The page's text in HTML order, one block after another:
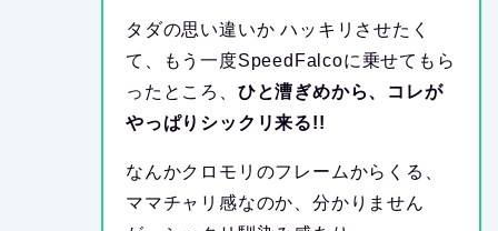
タダの思い違いか ハッキリさせたく
て、もう一度SpeedFalcoに乗せてもら
ったところ、 ひと漕ぎめから、コレが
やっぱりシックリ来る!!
なんかクロモリのフレームからくる、
ママチャリ感なのか、分かりません